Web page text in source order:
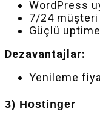
WordPress
7/24
Güçlü
Dezavantajlar:
Yenileme
3) Hostinger